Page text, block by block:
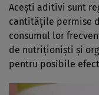
Acești aditivi sunt
cantitățile permise
consumul lor
de nutriționiști și
pentru posibile